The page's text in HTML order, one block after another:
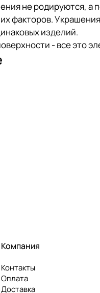
не родируются,
факторов.
изделий.
- все это
Компания
Контакты
Оплата
Доставка